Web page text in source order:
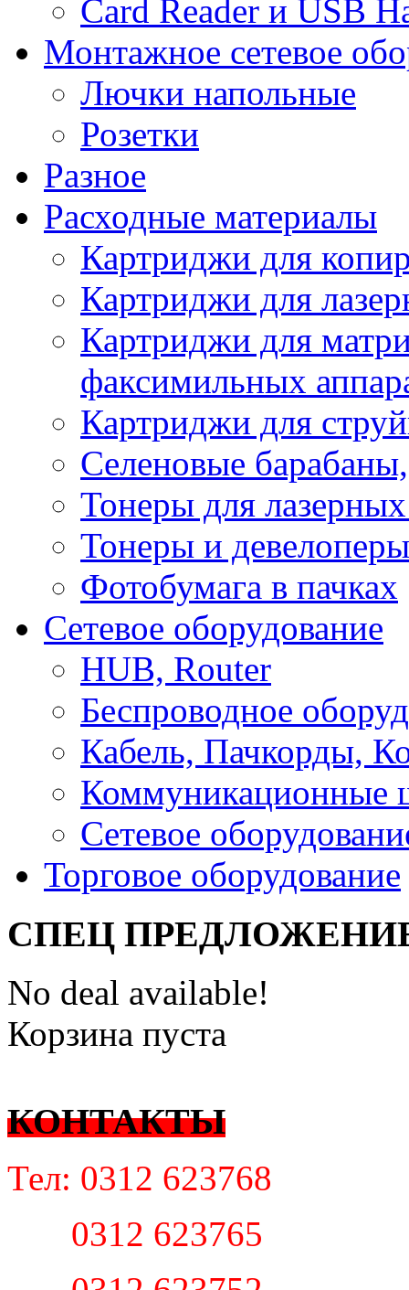
Сard Reader и USB
Монтажное сетевое
Лючки напольные
Розетки
Разное
Расходные материалы
Картриджи для
Картриджи для
Картриджи для
факсимильных
Картриджи для
Селеновые
Тонеры для
Тонеры и
Фотобумага в пачках
Сетевое оборудование
HUB, Router
Беспроводное
Кабель, Пачкорды,
Коммуникационные
Сетевое
Торговое оборудование
СПЕЦ
No deal available!
Корзина пуста
КОНТАКТЫ
Тел: 0312 623768
0312 623765